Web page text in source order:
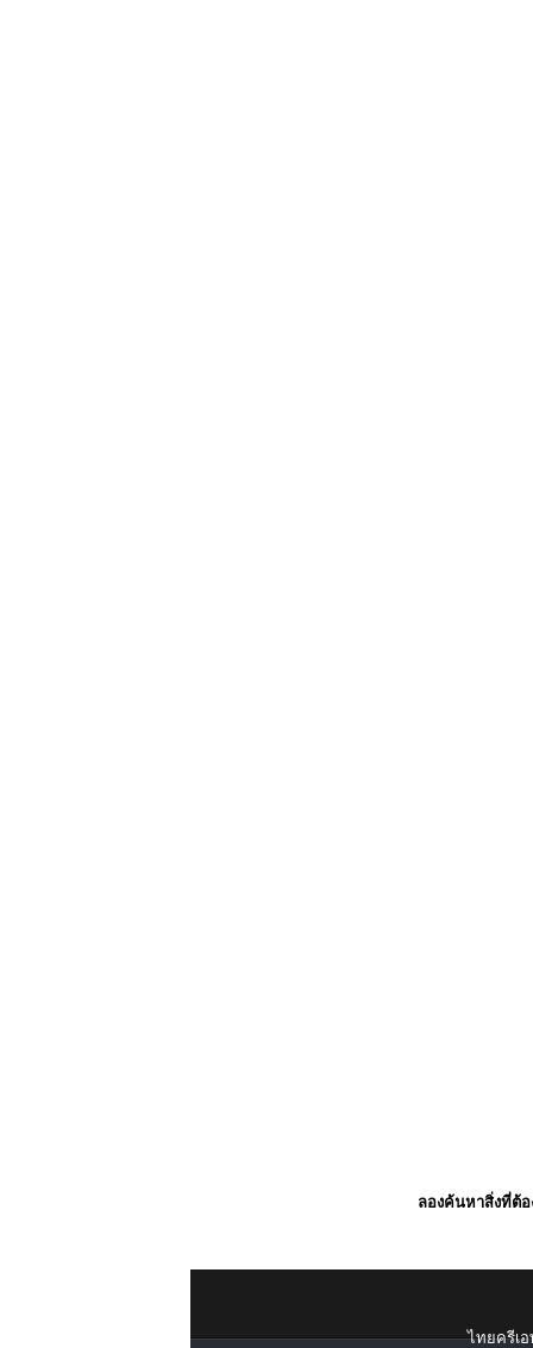
ลองค้นหาสิ่งที่ต้อ
ไทยครีเอ